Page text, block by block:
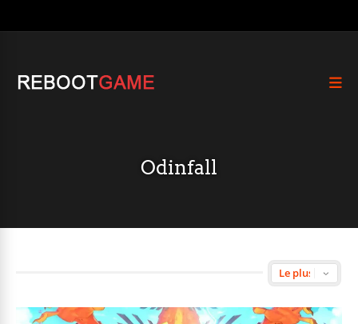
Odinfall